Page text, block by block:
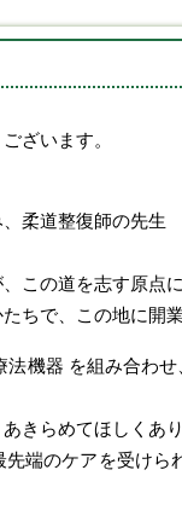
ざいます。
柔道整復師の先生
この道を志す原点
ちで、この地に開
機器 を組み合わ
きらめてほしくあり
端のケアを受けら